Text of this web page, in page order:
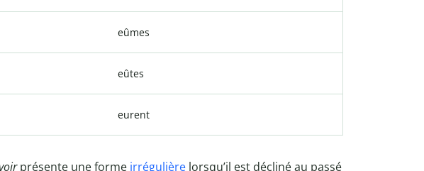
eûmes
eûtes
eurent
présente une forme irrégulière lorsqu’il est décliné au passé